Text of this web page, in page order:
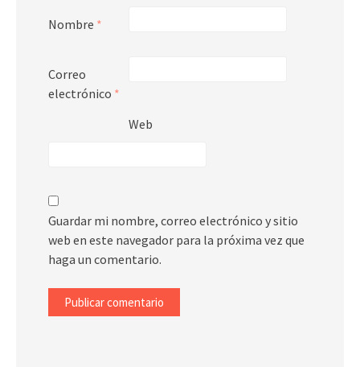
Nombre *
Correo
electrónico *
Web
Guardar mi nombre, correo electrónico y sitio
web en este navegador para la próxima vez que
haga un comentario.